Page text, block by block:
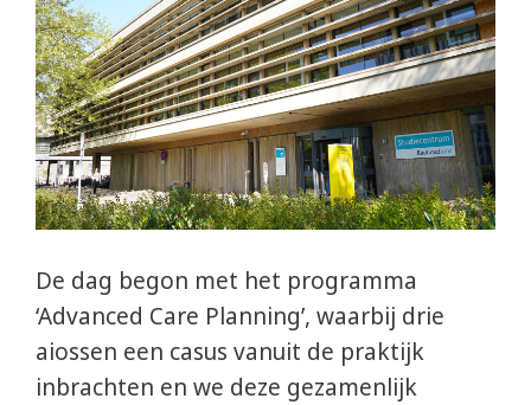
De dag begon met het programma
‘Advanced Care Planning’, waarbij drie
aiossen een casus vanuit de praktijk
inbrachten en we deze gezamenlijk